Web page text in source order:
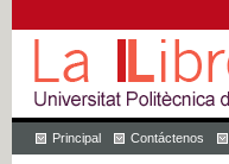
Principal Contáctenos